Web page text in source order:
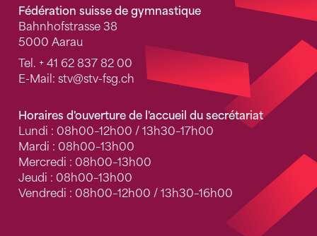
Fédération suisse de gymnastique
Bahnhofstrasse 38
5000 Aarau
Tel. + 41 62 837 82 00
E-Mail: stv@stv-fsg.ch
Horaires d'ouverture de l'accueil du secrétariat
Lundi : 08h00–12h00 / 13h30–17h00
Mardi : 08h00–13h00
Mercredi : 08h00–13h00
Jeudi : 08h00–13h00
Vendredi : 08h00–12h00 / 13h30–16h00